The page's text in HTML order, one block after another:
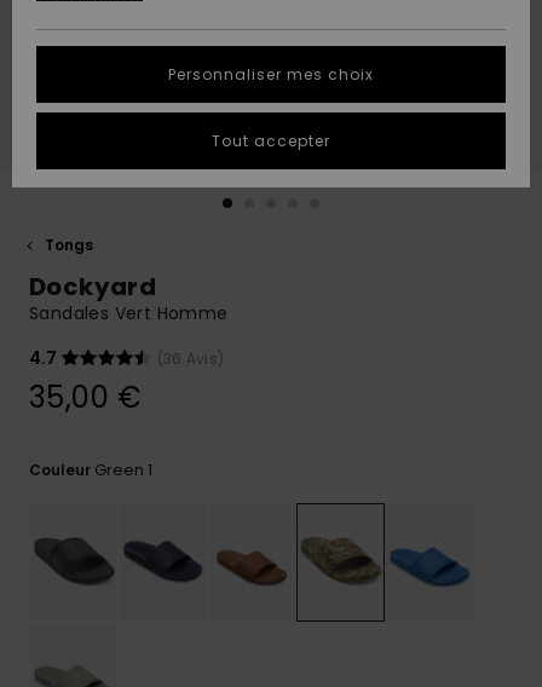
A
Découvrir
A
Découvrir
tailles
conversation
à votre
Démarrer
les plus
fréquentes
QUIKSILVER
Tongs
Dockyard
Sandales Vert Homme
4.7
(36 Avis)
35,00 €
Couleur Green 1
Personnaliser mes choix
Tout accepter